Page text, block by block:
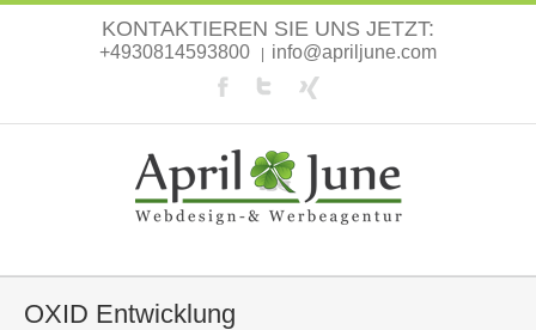
KONTAKTIEREN SIE UNS JETZT:
+4930814593800 info@apriljune.com
OXID Entwicklung